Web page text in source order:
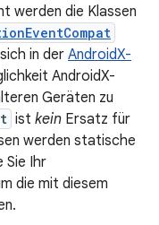
werden die Klassen
in der AndroidX-
AndroidX-
Geräten zu
ist kein Ersatz für
werden statische
Sie Ihr
die mit diesem